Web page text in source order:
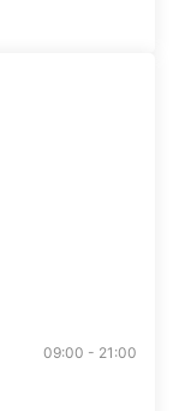
09:00 - 21:00